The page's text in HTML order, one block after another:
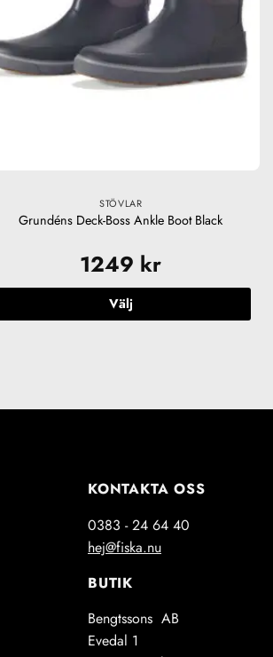
STÖVLAR
Grundéns Deck-Boss Ankle Boot Black
1249 kr
Välj
flera
alternativen
väljas
på
produktsidan
KONTAKTA OSS
0383 - 24 64 40
hej@fiska.nu
BUTIK
Bengtssons AB
Evedal 1